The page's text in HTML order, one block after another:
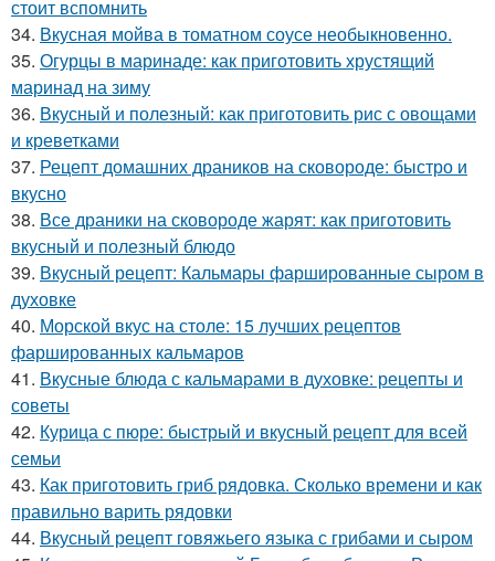
стоит вспомнить
34. Вкусная мойва в томатном соусе необыкновенно.
35. Огурцы в маринаде: как приготовить хрустящий
маринад на зиму
36. Вкусный и полезный: как приготовить рис с овощами
и креветками
37. Рецепт домашних драников на сковороде: быстро и
вкусно
38. Все драники на сковороде жарят: как приготовить
вкусный и полезный блюдо
39. Вкусный рецепт: Кальмары фаршированные сыром в
духовке
40. Морской вкус на столе: 15 лучших рецептов
фаршированных кальмаров
41. Вкусные блюда с кальмарами в духовке: рецепты и
советы
42. Курица с пюре: быстрый и вкусный рецепт для всей
семьи
43. Как приготовить гриб рядовка. Сколько времени и как
правильно варить рядовки
44. Вкусный рецепт говяжьего языка с грибами и сыром